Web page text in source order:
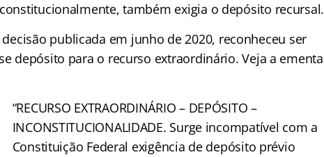
também exigia o depósito recursal.
publicada em junho de 2020, reconheceu ser
depósito para o recurso extraordinário. Veja a ementa
“RECURSO EXTRAORDINÁRIO – DEPÓSITO –
INCONSTITUCIONALIDADE. Surge incompatível com a
Constituição Federal exigência de depósito prévio